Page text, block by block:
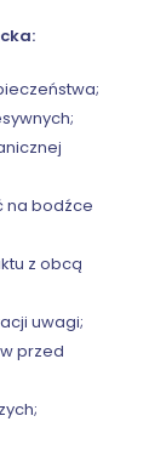
na bodźce
z obcą
uwagi;
przed